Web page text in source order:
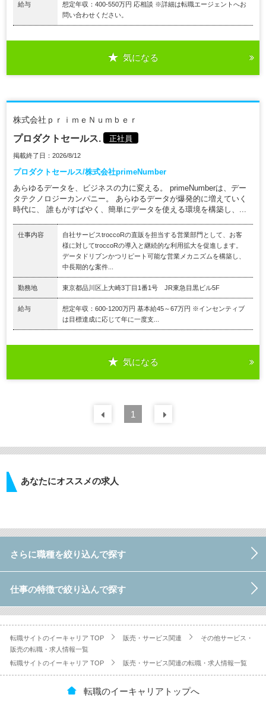
給与
想定年収：400-550万円 応相談 ※詳細は転職エージェントへお
問い合わせください。
気になる
株式会社ｐｒｉｍｅＮｕｍｂｅｒ
プロダクトセールス. 正社員
掲載終了日：2026/8/12
プロダクトセールス/株式会社primeNumber
あらゆるデータを、ビジネスの力に変える。 primeNumberは、デー
タテクノロジーカンパニー。 あらゆるデータが爆発的に増えていく
時代に、 誰もがすばやく、簡単にデータを使える環境を構築し、...
仕事内容
自社サービスtroccoRの直販を担当する営業部門として、お客
様に対してtroccoRの導入と継続的な利用拡大を促進します。
データドリブンかつリピート可能な営業メカニズムを構築し、
中長期的な案件...
勤務地 東京都品川区上大崎3丁目1番1号 JR東急目黒ビル5F
給与
想定年収：600-1200万円 基本給45～67万円 ※インセンティブ
は目標達成に応じて年に一度支...
気になる
前の 件
1
あなたにオススメの求人
さらに職種を絞り込んで探す
仕事の特徴で絞り込んで探す
転職サイトのイーキャリア TOP 販売・サービス関連
その他サービス・
販売の転職・求人情報一覧
転職サイトのイーキャリア TOP
販売・サービス関連の転職・求人情報一覧
転職のイーキャリアトップへ